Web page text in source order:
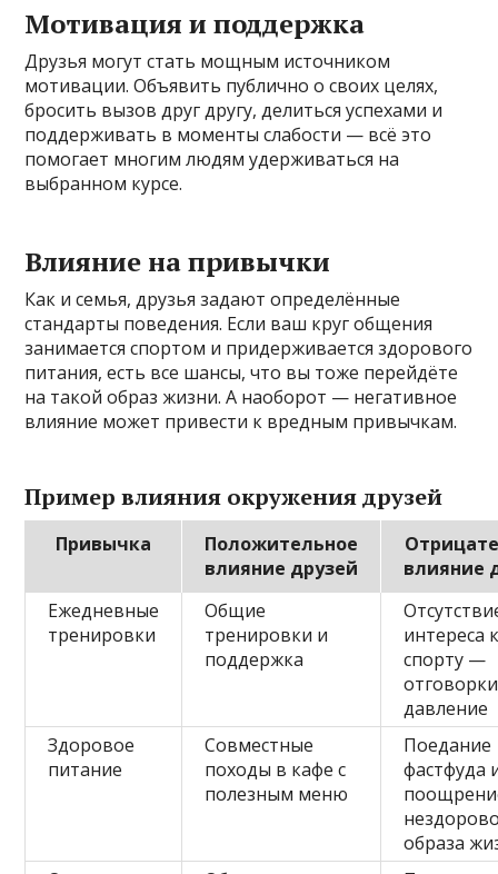
Мотивация и поддержка
Друзья могут стать мощным источником
мотивации. Объявить публично о своих целях,
бросить вызов друг другу, делиться успехами и
поддерживать в моменты слабости — всё это
помогает многим людям удерживаться на
выбранном курсе.
Влияние на привычки
Как и семья, друзья задают определённые
стандарты поведения. Если ваш круг общения
занимается спортом и придерживается здорового
питания, есть все шансы, что вы тоже перейдёте
на такой образ жизни. А наоборот — негативное
влияние может привести к вредным привычкам.
Пример влияния окружения друзей
Привычка
Положительное
влияние друзей
влияние
Ежедневные
тренировки
Общие
тренировки и
поддержка
интереса
спорту —
давление
Здоровое
питание
Совместные
походы в кафе с
полезным меню
Поедание
фастфуда
образа